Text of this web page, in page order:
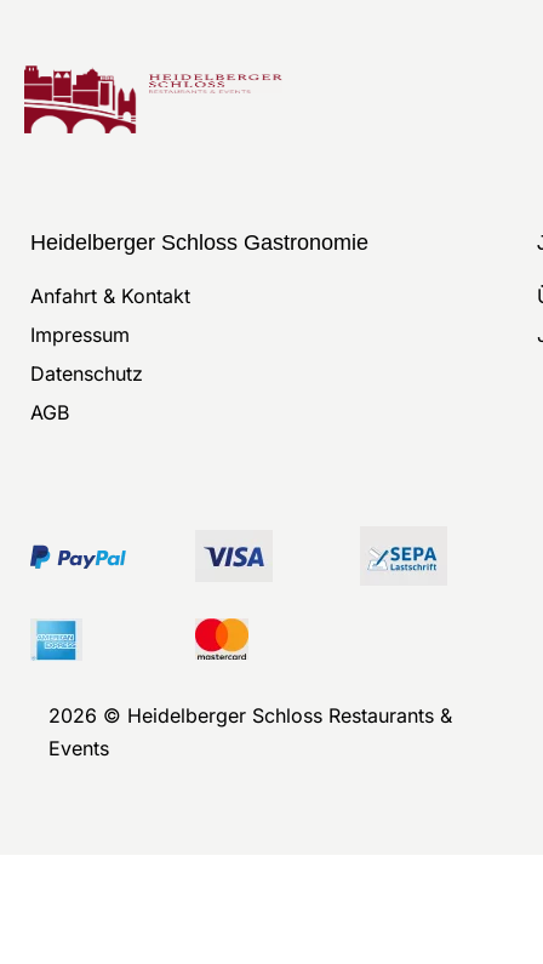
Heidelberger Schloss Gastronomie
Anfahrt & Kontakt
Impressum
Datenschutz
AGB
2026 © Heidelberger Schloss Restaurants &
Events